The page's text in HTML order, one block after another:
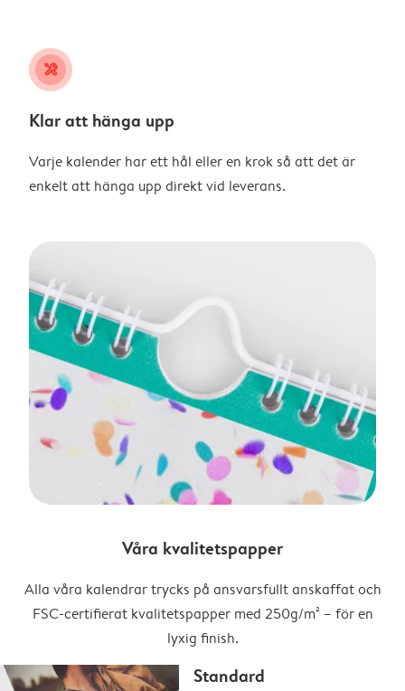
tools
Klar att hänga upp
Varje kalender har ett hål eller en krok så att det är
enkelt att hänga upp direkt vid leverans.
Våra kvalitetspapper
Alla våra kalendrar trycks på ansvarsfullt anskaffat och
FSC-certifierat kvalitetspapper med 250g/m² – för en
lyxig finish.
Standard